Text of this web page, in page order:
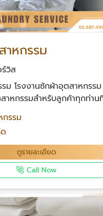
หกรรม
ร์วิส
ม โรงงานซักผ้าอุตสาหกรร
าหกรรมสำหรับลูกค้าทุกท่าน
นมาก โดยเราให้บริการทั้งซัก
างมืออาชีพและได้มาตรฐาน
สมัยและคุณภาพเยี่ยมที่สุด บ
การรับเหมาซักอบรีดอุตสาห
คว้าคุณภาพและศักยภาพที่แข็
งานผู้เชี่ยวชาญที่เชี่ยวชาญใ
านในการซัก อบ และรีดผ้า
รรม
ดูรายละเอียด
Call Now